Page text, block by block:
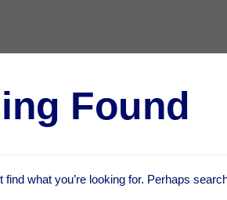
Found
find what you’re looking for. Perhaps